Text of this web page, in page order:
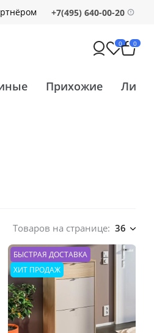
+7(495) 640-00-20
0 0
Прихожие
Товаров на странице: 36
БЫСТРАЯ ДОСТАВКА
ХИТ ПРОДАЖ